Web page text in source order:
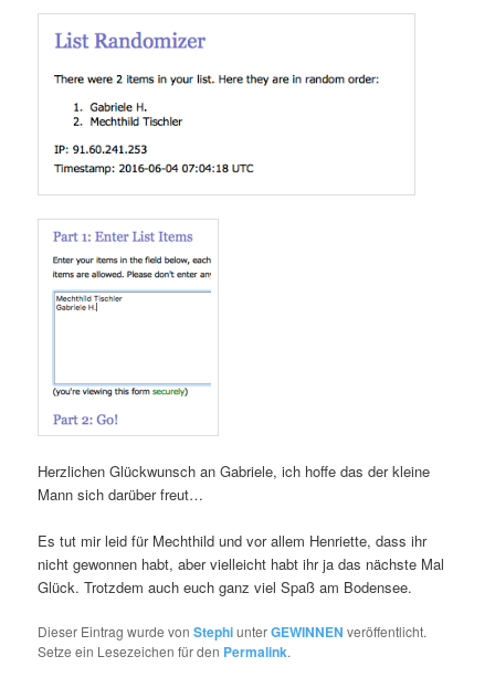
Herzlichen Glückwunsch an Gabriele, ich hoffe das der kleine
Mann sich darüber freut…
Es tut mir leid für Mechthild und vor allem Henriette, dass ihr
nicht gewonnen habt, aber vielleicht habt ihr ja das nächste Mal
Glück. Trotzdem auch euch ganz viel Spaß am Bodensee.
Dieser Eintrag wurde vonStephiunterGEWINNEN veröffentlicht.
Setze ein Lesezeichen für den Permalink.